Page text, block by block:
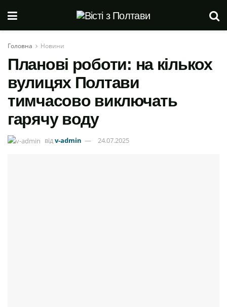
Головна Новини
Планові роботи: на кількох
вулицях Полтави
тимчасово виключать
гарячу воду
відv-admin 24.07.2025